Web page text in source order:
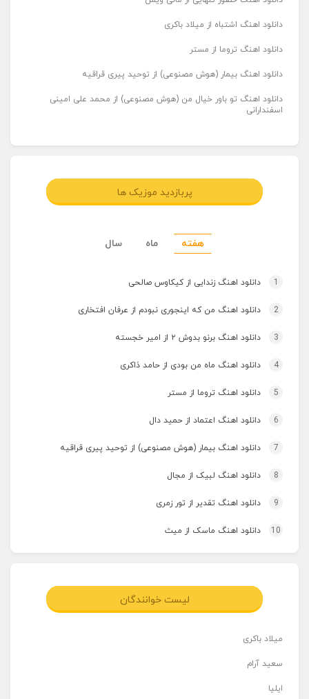
دانلود اهنگ اشتباه از میلاد باکری
دانلود اهنگ تروما از مستر
دانلود اهنگ بیمار (هوش مصنوعی) از توحید پیری قراقیه
دانلود اهنگ تو باور خیال من (هوش مصنوعی) از محمد علی امینی
اسفندارانی
پربازدید موزیک ها
هفته ماه سال
1 دانلود اهنگ زندایی از کیکاوس صالحی
2 دانلود اهنگ من که اینجوری نبودم از عرفان افتخاری
3 دانلود اهنگ برنو بدوش ۲ از امیر خجسته
4 دانلود اهنگ ماه من بودی از حامد ذاکری
5 دانلود اهنگ تروما از مستر
6 دانلود اهنگ اعتماد از حمید دال
7 دانلود اهنگ بیمار (هوش مصنوعی) از توحید پیری قراقیه
8 دانلود اهنگ لبیک از مجال
9 دانلود اهنگ تقدیر از تور زمری
10 دانلود اهنگ ماسک از میث
لیست خوانندگان
میلاد باکری
سعید آرام
ایلیا